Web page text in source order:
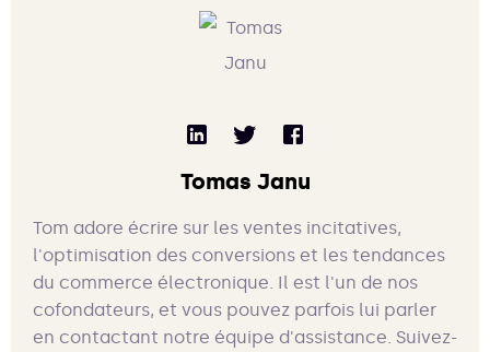
Tomas Janu
Tom adore écrire sur les ventes incitatives,
l'optimisation des conversions et les tendances
du commerce électronique. Il est l'un de nos
cofondateurs, et vous pouvez parfois lui parler
en contactant notre équipe d'assistance. Suivez-